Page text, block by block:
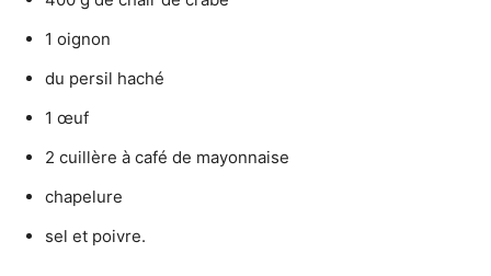
1 oignon
du persil haché
1 œuf
2 cuillère à café de mayonnaise
chapelure
sel et poivre.